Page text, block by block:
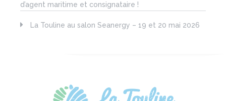
d’agent maritime et consignataire !
La Touline au salon Seanergy – 19 et 20 mai 2026